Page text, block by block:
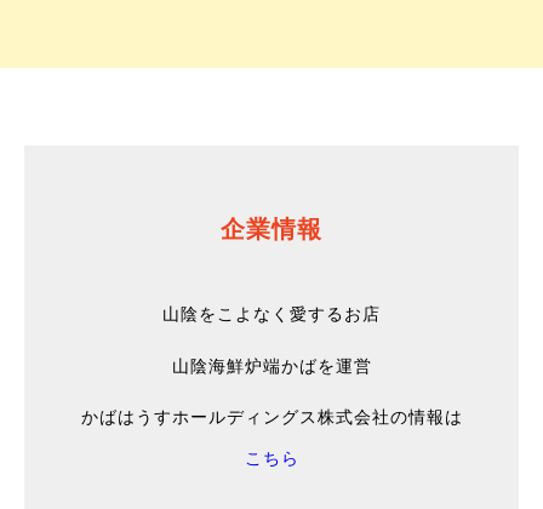
企業情報
山陰をこよなく愛するお店
山陰海鮮炉端かばを運営
かばはうすホールディングス株式会社の情報は
こちら